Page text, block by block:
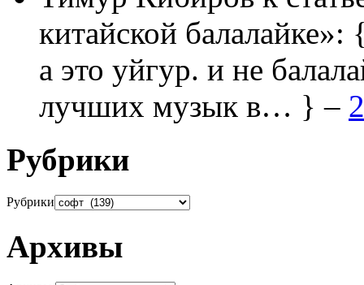
китайской балалайке»:
а это уйгур. и не
лучших музык в… } –
Рубрики
Рубрики
Архивы